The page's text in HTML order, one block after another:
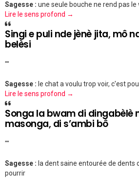
Sagesse : une seule bouche ne rend pas le
Lire le sens profond →
Singi e puli nde jènè jita, mô
belèsi
""
Sagesse : le chat a voulu trop voir, c'est
Lire le sens profond →
Songa la bwam di dingabèlè
masonga, di s’ambi bô
""
Sagesse : la dent saine entourée de dents
pourrir